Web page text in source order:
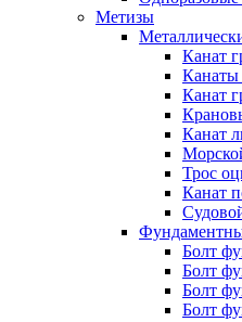
Метизы
Канат
Канат
Канат
Трос
Канат
Болт
Болт
Болт
Болт